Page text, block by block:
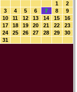
1
2
3
4 5 6 7 8
9
10
11 12 13 14 15
16
17
18 19 20 21 22
23
24
25 26 27 28 29
30
31